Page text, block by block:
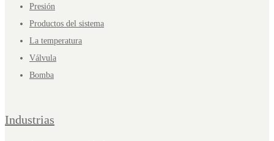
Presión
Productos del sistema
La temperatura
Válvula
Bomba
Industrias